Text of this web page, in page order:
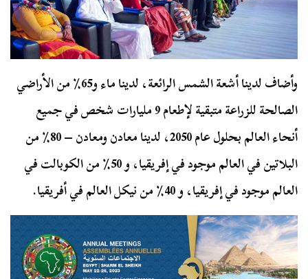
وأضاف لدينا أشعة الشمس الرائعة، لدينا ماء و65٪ من الأراضي
الصالحة للزراعة متبقية لإطعام 9 مليارات شخص في جميع
أنحاء العالم بحلول عام 2050، لدينا معادن ومعادن – 80٪ من
البلاتين في العالم موجود في إفريقيا، و 50٪ من الكوبالت في
العالم موجود في إفريقيا، و 40٪ من نيكل العالم في أفريقيا.